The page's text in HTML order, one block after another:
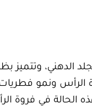
الدهني، وتتميز
الرأس ونمو
الحالة في فروة